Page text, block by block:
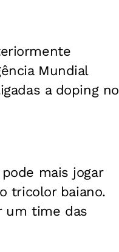
Mundial
a doping no
mais jogar
tricolor baiano.
um time das